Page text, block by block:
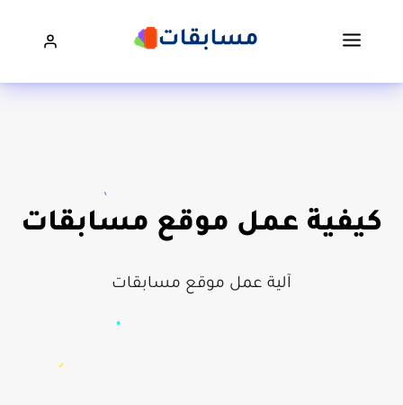
كيفية عمل موقع مسابقات
آلية عمل موقع مسابقات